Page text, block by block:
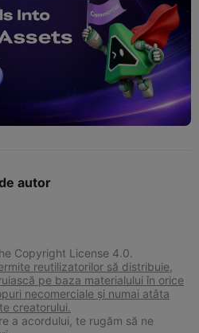
autor
Copyright License 4.0.
reutilizatorilor să distribuie,
pe baza materialului în orice
necomerciale și numai atâta
creatorului.
a acordului, te rugăm să ne